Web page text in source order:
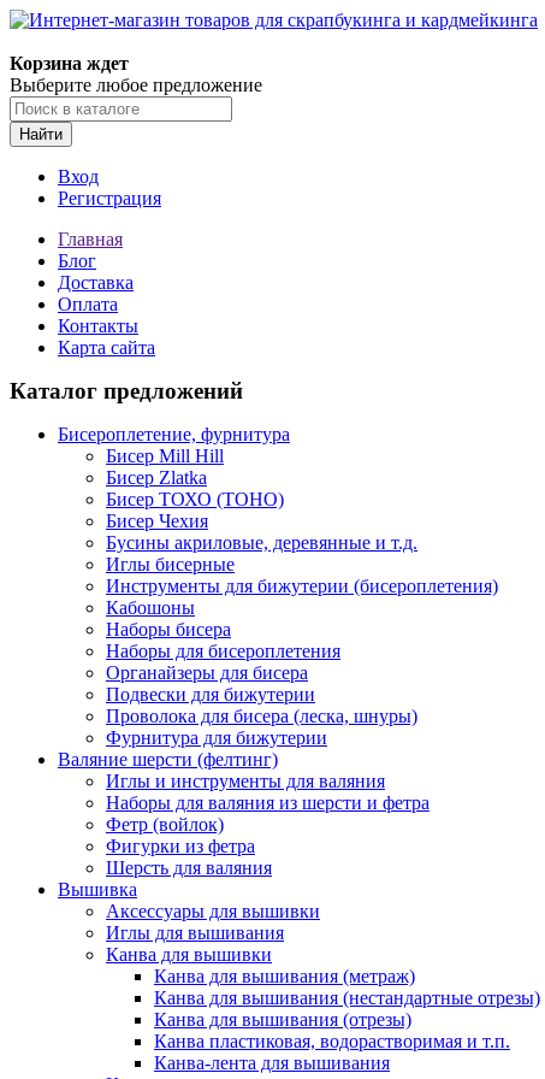
Корзина ждет
Выберите любое предложение
Найти
Вход
Регистрация
Главная
Блог
Доставка
Оплата
Контакты
Карта сайта
Каталог предложений
Бисероплетение, фурнитура
Бисер Mill Hill
Бисер Zlatka
Бисер ТОХО (TOHO)
Бисер Чехия
Бусины акриловые, деревянные и т.д.
Иглы бисерные
Инструменты для бижутерии (бисероплетения)
Кабошоны
Наборы бисера
Наборы для бисероплетения
Органайзеры для бисера
Подвески для бижутерии
Проволока для бисера (леска, шнуры)
Фурнитура для бижутерии
Валяние шерсти (фелтинг)
Иглы и инструменты для валяния
Наборы для валяния из шерсти и фетра
Фетр (войлок)
Фигурки из фетра
Шерсть для валяния
Вышивка
Аксессуары для вышивки
Иглы для вышивания
Канва для вышивки
Канва для вышивания (метраж)
Канва для вышивания (нестандартные отрезы)
Канва для вышивания (отрезы)
Канва пластиковая, водорастворимая и т.п.
Канва-лента для вышивания